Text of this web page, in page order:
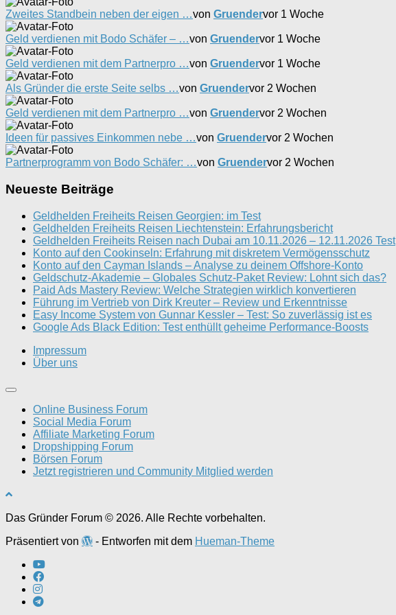
Zweites Standbein neben der eigen …von Gruendervor 1 Woche
Geld verdienen mit Bodo Schäfer – …von Gruendervor 1 Woche
Geld verdienen mit dem Partnerpro …von Gruendervor 1 Woche
Als Gründer die erste Seite selbs …von Gruendervor 2 Wochen
Geld verdienen mit dem Partnerpro …von Gruendervor 2 Wochen
Ideen für passives Einkommen nebe …von Gruendervor 2 Wochen
Partnerprogramm von Bodo Schäfer: …von Gruendervor 2 Wochen
Neueste Beiträge
Geldhelden Freiheits Reisen Georgien: im Test
Geldhelden Freiheits Reisen Liechtenstein: Erfahrungsbericht
Geldhelden Freiheits Reisen nach Dubai am 10.11.2026 – 12.11.2026 Test
Konto auf den Cookinseln: Erfahrung mit diskretem Vermögensschutz
Konto auf den Cayman Islands – Analyse zu deinem Offshore-Konto
Geldschutz-Akademie – Globales Schutz-Paket Review: Lohnt sich das?
Paid Ads Mastery Review: Welche Strategien wirklich konvertieren
Führung im Vertrieb von Dirk Kreuter – Review und Erkenntnisse
Easy Income System von Gunnar Kessler – Test: So zuverlässig ist es
Google Ads Black Edition: Test enthüllt geheime Performance-Boosts
Impressum
Über uns
Online Business Forum
Social Media Forum
Affiliate Marketing Forum
Dropshipping Forum
Börsen Forum
Jetzt registrieren und Community Mitglied werden
Das Gründer Forum © 2026. Alle Rechte vorbehalten.
Präsentiert von
- Entworfen mit dem Hueman-Theme